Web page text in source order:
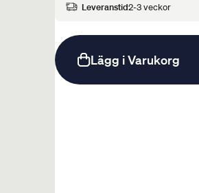
Leveranstid2-3 veckor
Lägg i Varukorg